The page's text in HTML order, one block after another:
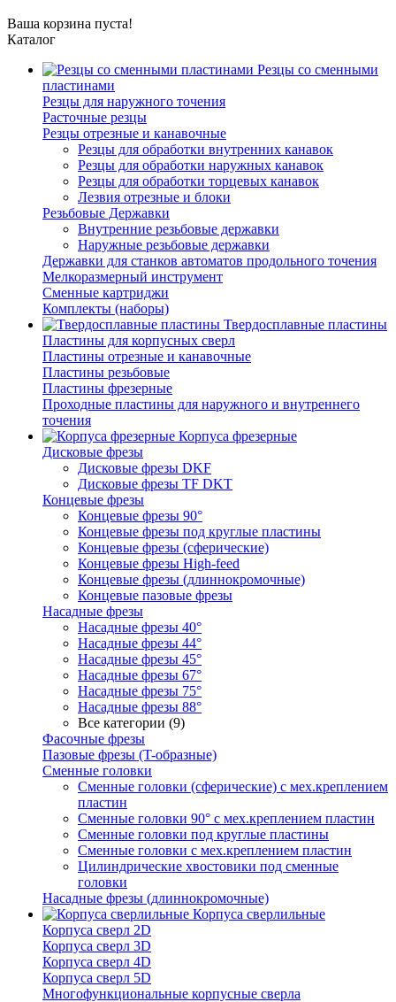
Ваша корзина пуста!
Каталог
Резцы со сменными
пластинами
Резцы для наружного точения
Расточные резцы
Резцы отрезные и канавочные
Резцы для обработки внутренних канавок
Резцы для обработки наружных канавок
Резцы для обработки торцевых канавок
Лезвия отрезные и блоки
Резьбовые Державки
Внутренние резьбовые державки
Наружные резьбовые державки
Державки для станков автоматов продольного точения
Мелкоразмерный инструмент
Сменные картриджи
Комплекты (наборы)
Твердосплавные пластины
Пластины для корпусных сверл
Пластины отрезные и канавочные
Пластины резьбовые
Пластины фрезерные
Проходные пластины для наружного и внутреннего
точения
Корпуса фрезерные
Дисковые фрезы
Дисковые фрезы DKF
Дисковые фрезы TF DKT
Концевые фрезы
Концевые фрезы 90°
Концевые фрезы под круглые пластины
Концевые фрезы (сферические)
Концевые фрезы High-feed
Концевые фрезы (длиннокромочные)
Концевые пазовые фрезы
Насадные фрезы
Насадные фрезы 40°
Насадные фрезы 44°
Насадные фрезы 45°
Насадные фрезы 67°
Насадные фрезы 75°
Насадные фрезы 88°
Все категории (9)
Фасочные фрезы
Пазовые фрезы (T-образные)
Сменные головки
Сменные головки (сферические) с мех.креплением
пластин
Сменные головки 90° с мех.креплением пластин
Сменные головки под круглые пластины
Сменные головки с мех.креплением пластин
Цилиндрические хвостовики под сменные
головки
Насадные фрезы (длиннокромочные)
Корпуса сверлильные
Корпуса сверл 2D
Корпуса сверл 3D
Корпуса сверл 4D
Корпуса сверл 5D
Многофункциональные корпусные сверла